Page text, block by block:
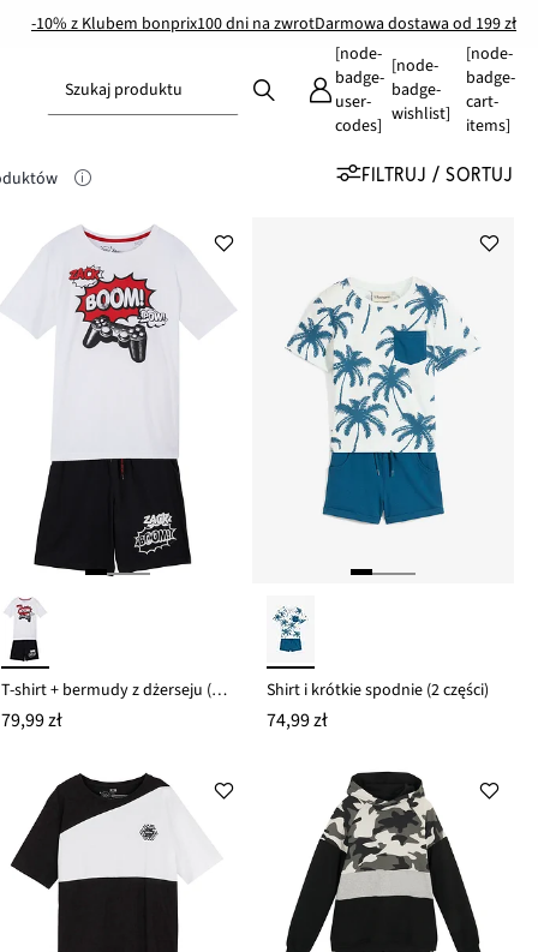
-10% z Klubem bonprix100 dni na zwrotDarmowa dostawa od 199 zł
Szukaj produktu
[node-
badge-
user-
codes]
[node-
badge-
wishlist]
[node-
badge-
cart-
items]
FILTRUJ / SORTUJ
T-shirt + bermudy z dżerseju (2 części)
79,99 zł
Shirt i krótkie spodnie (2 części)
74,99 zł